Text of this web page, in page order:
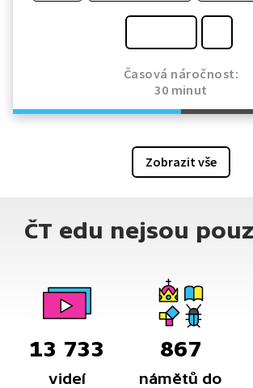
Časová náročnost:
30 minut
Zobrazit vše
ČT edu nejsou
13 733
videí
867
námětů do